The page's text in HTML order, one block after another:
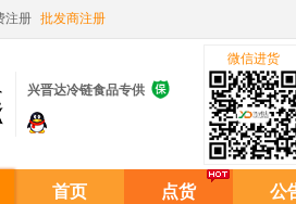
注册 批发商注册
兴晋达冷链食品专供 
微信进货
首页 点货 公